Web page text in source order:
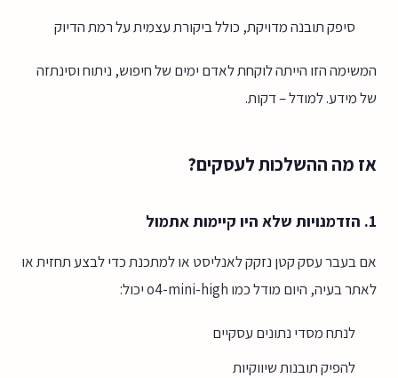
סיפק תובנה מדויקת, כולל ביקורת עצמית על רמת הדיוק
המשימה הזו הייתה לוקחת לאדם ימים של חיפוש, ניתוח וסינתזה
של מידע. למודל – דקות.
אז מה ההשלכות לעסקים?
1. הזדמנויות שלא היו קיימות אתמול
אם בעבר עסק קטן נזקק לאנליסט או למתכנת כדי לבצע תחזית או
לאתר בעיה, היום מודל כמו o4-mini-high יכול:
לנתח מסדי נתונים עסקיים
להפיק תובנות שיווקיות